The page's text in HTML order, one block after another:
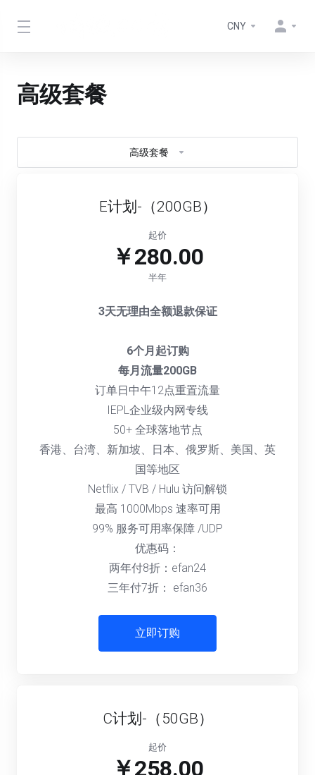
CNY
高级套餐
高级套餐
E计划-（200GB）
起价
￥280.00
半年
3天无理由全额退款保证
6个月起订购
每月流量200GB
订单日中午12点重置流量
IEPL企业级内网专线
50+ 全球落地节点
香港、台湾、新加坡、日本、俄罗斯、美国、英
国等地区
Netflix / TVB / Hulu 访问解锁
最高 1000Mbps 速率可用
99% 服务可用率保障 /UDP
优惠码：
两年付8折：efan24
三年付7折： efan36
立即订购
C计划-（50GB）
起价
￥258.00